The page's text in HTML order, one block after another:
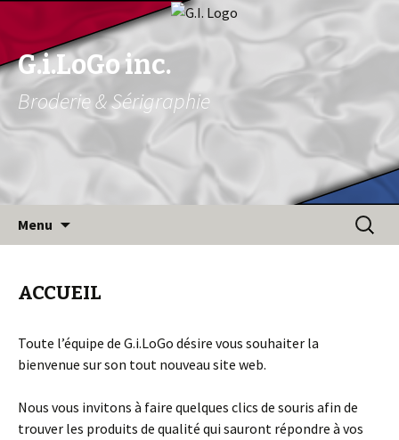
G.i.LoGo inc.
Broderie & Sérigraphie
Menu
ACCUEIL
Toute l’équipe de G.i.LoGo désire vous souhaiter la
bienvenue sur son tout nouveau site web.
Nous vous invitons à faire quelques clics de souris afin de
trouver les produits de qualité qui sauront répondre à vos